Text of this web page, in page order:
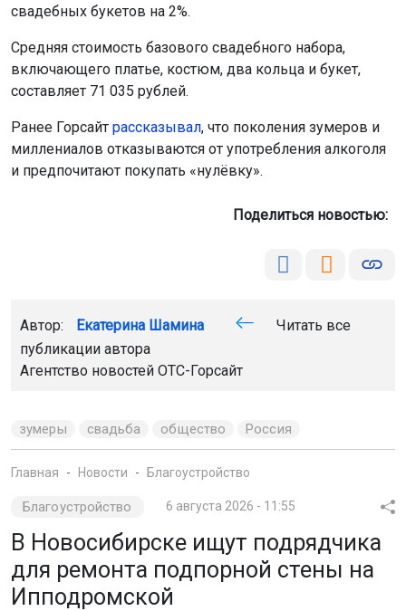
свадебных букетов на 2%.
Средняя стоимость базового свадебного набора,
включающего платье, костюм, два кольца и букет,
составляет 71 035 рублей.
Ранее Горсайт рассказывал, что поколения зумеров и
миллениалов отказываются от употребления алкоголя
и предпочитают покупать «нулёвку».
Поделиться новостью:
Автор: Екатерина Шамина
Читать все
публикации автора
Агентство новостей ОТС-Горсайт
зумеры свадьба общество Россия
Главная Новости Благоустройство
Благоустройство 6 августа 2026 - 11:55
В Новосибирске ищут подрядчика
для ремонта подпорной стены на
Ипподромской